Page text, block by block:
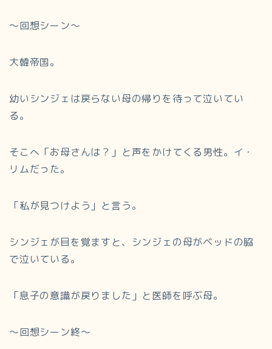
～回想シーン～
大韓帝国。
幼いシンジェは戻らない母の帰りを待って泣いてい
る。
そこへ「お母さんは？」と声をかけてくる男性。イ・
リムだった。
「私が見つけよう」と言う。
シンジェが目を覚ますと、シンジェの母がベッドの脇
で泣いている。
「息子の意識が戻りました」と医師を呼ぶ母。
～回想シーン終～